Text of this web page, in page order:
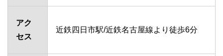
アク
セス
近鉄四日市駅/近鉄名古屋線より徒歩6分